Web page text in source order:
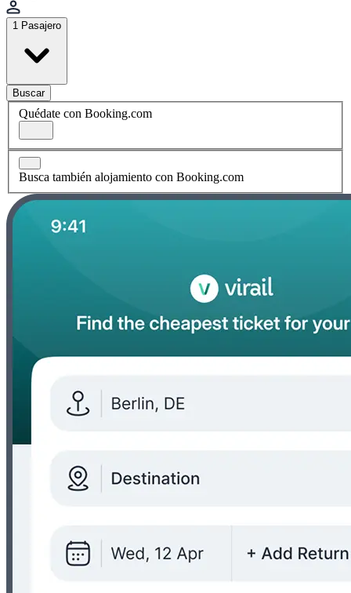
1 Pasajero
Buscar
Quédate con Booking.com
Busca también alojamiento con Booking.com